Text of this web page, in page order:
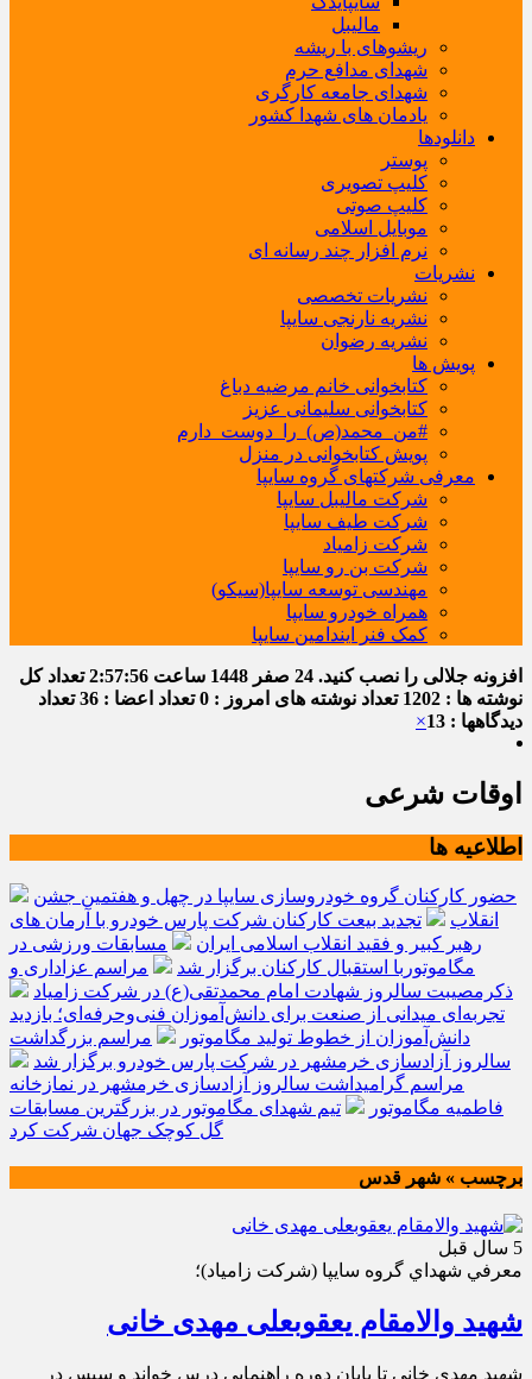
مالیبل
ریشوهای با ریشه
شهدای مدافع حرم
شهدای جامعه کارگری
یادمان های شهدا کشور
دانلودها
پوستر
کلیپ تصویری
کلیپ صوتی
موبایل اسلامی
نرم افزار چند رسانه ای
نشریات
نشریات تخصصی
نشریه نارنجی سایپا
نشریه رضوان
پویش ها
کتابخوانی خانم مرضیه دباغ
کتابخوانی سلیمانی عزیز
#من_محمد(ص)_را_دوست_دارم
پویش کتابخوانی در منزل
معرفی شرکتهای گروه سایپا
شرکت مالیبل سایپا
شرکت طیف سایپا
شرکت زامیاد
شرکت بن رو سایپا
مهندسی توسعه سایپا(سیکو)
همراه خودرو سایپا
کمک فنر ایندامین سایپا
افزونه جلالی را نصب کنید. 24 صفر 1448 ساعت 2:57:57تعداد کل
نوشته ها : 1202
تعداد نوشته های امروز : 0 تعداد اعضا : 36
تعداد
دیدگاهها : 13
×
اوقات شرعی
اطلاعیه ها
حضور کارکنان گروه خودروسازی سایپا در چهل و هفتمین جشن
انقلاب
تجدید بیعت کارکنان شرکت پارس خودرو با آرمان های
رهبر کبیر و فقید انقلاب اسلامی ایران
مسابقات ورزشی در
مگاموتوربا استقبال کارکنان برگزار شد
مراسم عزاداری و
ذکرمصیبت سالروز شهادت امام محمدتقی(ع) در شرکت زامیاد
تجربه‌ای میدانی از صنعت برای دانش‌آموزان فنی‌وحرفه‌ای؛ بازدید
دانش‌آموزان از خطوط تولید مگاموتور
مراسم بزرگداشت
سالروز آزادسازی خرمشهر در شرکت پارس خودرو برگزار شد
مراسم گرامیداشت سالروز آزادسازی خرمشهر در نمازخانه
فاطمیه مگاموتور
تیم شهدای مگاموتور در بزرگترین مسابقات
گل کوچک جهان شرکت کرد
برچسب » شهر قدس
5 سال قبل
معرفي شهداي گروه سايپا (شركت زامياد)؛
شهید والامقام یعقوبعلی مهدی خانی
شهيد مهدي خاني تا پايان دوره راهنمايي درس خواند و سپس در